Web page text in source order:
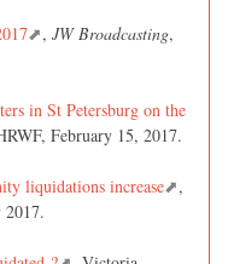
, JW Broadcasting,
in St Petersburg on the
February 15, 2017.
liquidations increase
,
2017.